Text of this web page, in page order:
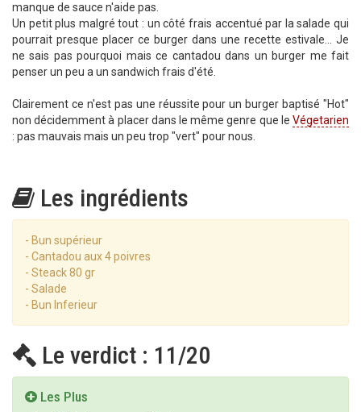
manque de sauce n'aide pas.
Un petit plus malgré tout : un côté frais accentué par la salade qui
pourrait presque placer ce burger dans une recette estivale... Je
ne sais pas pourquoi mais ce cantadou dans un burger me fait
penser un peu a un sandwich frais d'été.
Clairement ce n'est pas une réussite pour un burger baptisé "Hot"
non décidemment à placer dans le même genre que le Végetarien
: pas mauvais mais un peu trop "vert" pour nous.
Les ingrédients
- Bun supérieur
- Cantadou aux 4 poivres
- Steack 80 gr
- Salade
- Bun Inferieur
Le verdict : 11/20
Les Plus